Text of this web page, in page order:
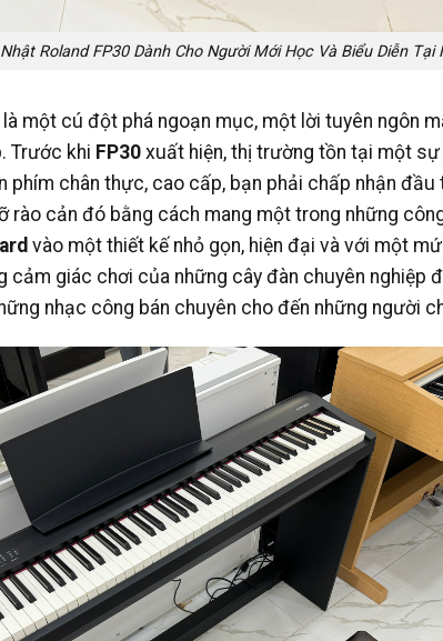
Roland FP30 Dành Cho Người Mới Học Và Biểu Diễn Tại
là một cú đột phá ngoạn mục, một lời tuyên ngôn
Trước khi FP30 xuất hiện, thị trường tồn tại một
phím chân thực, cao cấp, bạn phải chấp nhận
rào cản đó bằng cách mang một trong những
vào một thiết kế nhỏ gọn, hiện đại và với một
cảm giác chơi của những cây đàn chuyên nghiệp
nhạc công bán chuyên cho đến những người